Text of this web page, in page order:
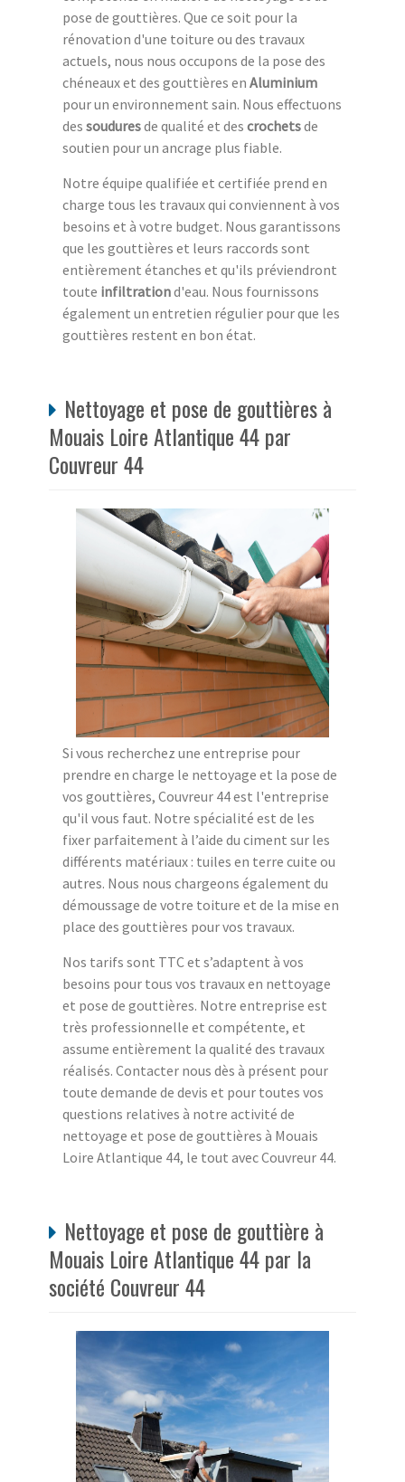
pose de gouttières. Que ce soit pour la
rénovation d'une toiture ou des travaux
actuels, nous nous occupons de la pose des
chéneaux et des gouttières en Aluminium
pour un environnement sain. Nous effectuons
des souduresde qualité et des crochetsde
soutien pour un ancrage plus fiable.
Notre équipe qualifiée et certifiée prend en
charge tous les travaux qui conviennent à vos
besoins et à votre budget. Nous garantissons
que les gouttières et leurs raccords sont
entièrement étanches et qu'ils préviendront
toute infiltrationd'eau. Nous fournissons
également un entretien régulier pour que les
gouttières restent en bon état.
Nettoyage et pose de gouttières à
Mouais Loire Atlantique 44 par
Couvreur 44
Si vous recherchez une entreprise pour
prendre en charge le nettoyage et la pose de
vos gouttières, Couvreur 44 est l'entreprise
qu'il vous faut. Notre spécialité est de les
fixer parfaitement à l’aide du ciment sur les
différents matériaux : tuiles en terre cuite ou
autres. Nous nous chargeons également du
démoussage de votre toiture et de la mise en
place des gouttières pour vos travaux.
Nos tarifs sont TTC et s’adaptent à vos
besoins pour tous vos travaux en nettoyage
et pose de gouttières. Notre entreprise est
très professionnelle et compétente, et
assume entièrement la qualité des travaux
réalisés. Contacter nous dès à présent pour
toute demande de devis et pour toutes vos
questions relatives à notre activité de
nettoyage et pose de gouttières à Mouais
Loire Atlantique 44, le tout avec Couvreur 44.
Nettoyage et pose de gouttière à
Mouais Loire Atlantique 44 par la
société Couvreur 44